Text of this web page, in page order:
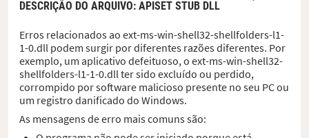
DESCRIÇÃO DO ARQUIVO: APISET STUB DLL
Erros relacionados ao ext-ms-win-shell32-shellfolders-l1-
1-0.dll podem surgir por diferentes razões diferentes. Por
exemplo, um aplicativo defeituoso, o ext-ms-win-shell32-
shellfolders-l1-1-0.dll ter sido excluído ou perdido,
corrompido por software malicioso presente no seu PC ou
um registro danificado do Windows.
As mensagens de erro mais comuns são: